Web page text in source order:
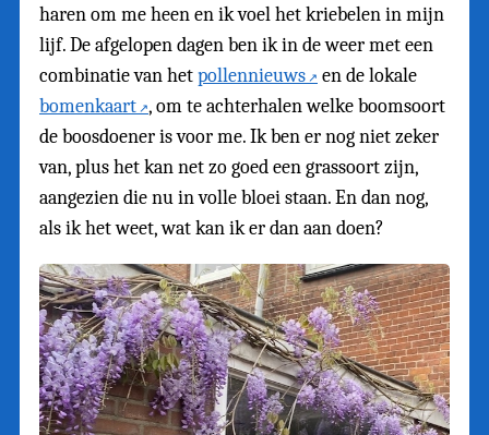
haren om me heen en ik voel het kriebelen in mijn
lijf. De afgelopen dagen ben ik in de weer met een
combinatie van hetpollennieuws
en de lokale
bomenkaart , om te achterhalen welke boomsoort
de boosdoener is voor me. Ik ben er nog niet zeker
van, plus het kan net zo goed een grassoort zijn,
aangezien die nu in volle bloei staan. En dan nog,
als ik het weet, wat kan ik er dan aan doen?